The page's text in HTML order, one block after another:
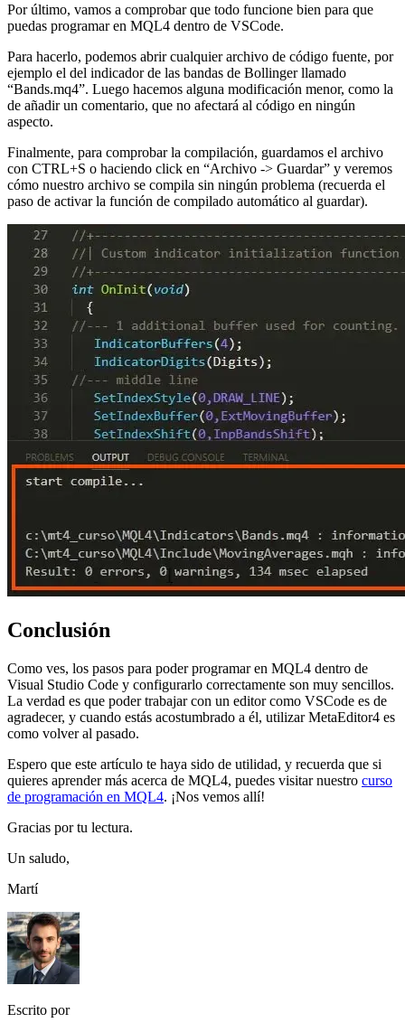
Por último, vamos a comprobar que todo funcione bien para que
puedas programar en MQL4 dentro de VSCode.
Para hacerlo, podemos abrir cualquier archivo de código fuente, por
ejemplo el del indicador de las bandas de Bollinger llamado
“Bands.mq4”. Luego hacemos alguna modificación menor, como la
de añadir un comentario, que no afectará al código en ningún
aspecto.
Finalmente, para comprobar la compilación, guardamos el archivo
con CTRL+S o haciendo click en “Archivo -> Guardar” y veremos
cómo nuestro archivo se compila sin ningún problema (recuerda el
paso de activar la función de compilado automático al guardar).
Conclusión
Como ves, los pasos para poder programar en MQL4 dentro de
Visual Studio Code y configurarlo correctamente son muy sencillos.
La verdad es que poder trabajar con un editor como VSCode es de
agradecer, y cuando estás acostumbrado a él, utilizar MetaEditor4 es
como volver al pasado.
Espero que este artículo te haya sido de utilidad, y recuerda que si
quieres aprender más acerca de MQL4, puedes visitar nuestro curso
de programación en MQL4. ¡Nos vemos allí!
Gracias por tu lectura.
Un saludo,
Martí
Escrito por